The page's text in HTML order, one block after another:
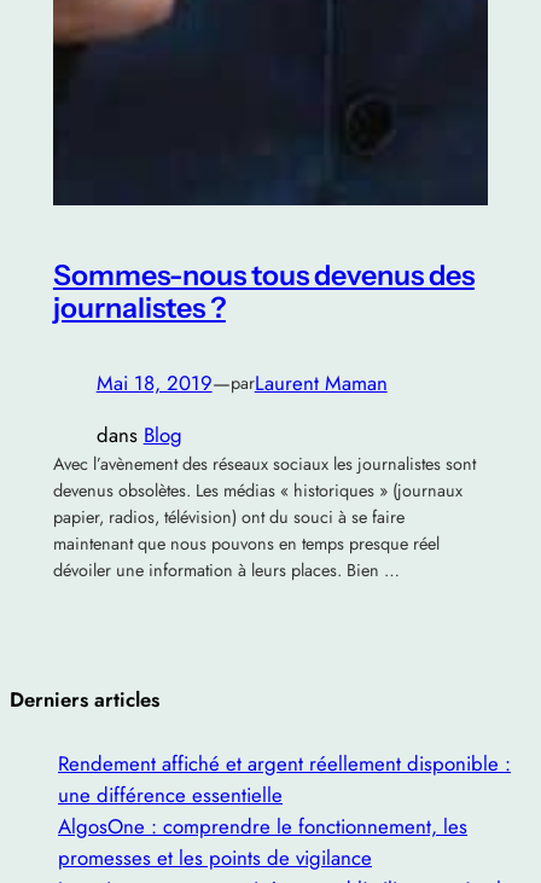
Sommes-nous tous devenus des
journalistes ?
Mai 18, 2019—parLaurent Maman
dans Blog
Avec l’avènement des réseaux sociaux les journalistes sont
devenus obsolètes. Les médias « historiques » (journaux
papier, radios, télévision) ont du souci à se faire
maintenant que nous pouvons en temps presque réel
dévoiler une information à leurs places. Bien …
Derniers articles
Rendement affiché et argent réellement disponible :
une différence essentielle
AlgosOne : comprendre le fonctionnement, les
promesses et les points de vigilance